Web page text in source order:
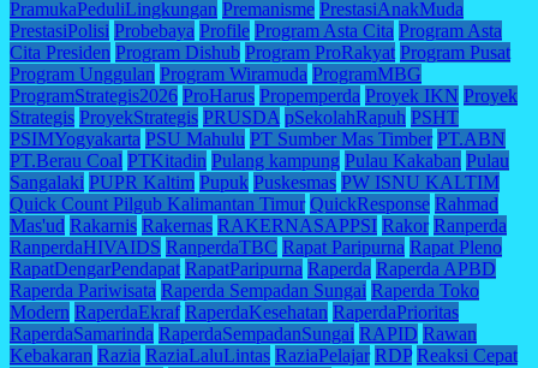
PramukaPeduliLingkungan Premanisme PrestasiAnakMuda
PrestasiPolisi Probebaya Profile Program Asta Cita Program Asta
Cita Presiden Program Dishub Program ProRakyat Program Pusat
Program Unggulan Program Wiramuda ProgramMBG
ProgramStrategis2026 ProHarus Propemperda Proyek IKN Proyek
Strategis ProyekStrategis PRUSDA pSekolahRapuh PSHT
PSIMYogyakarta PSU Mahulu PT Sumber Mas Timber PT.ABN
PT.Berau Coal PTKitadin Pulang kampung Pulau Kakaban Pulau
Sangalaki PUPR Kaltim Pupuk Puskesmas PW ISNU KALTIM
Quick Count Pilgub Kalimantan Timur QuickResponse Rahmad
Mas'ud Rakarnis Rakernas RAKERNASAPPSI Rakor Ranperda
RanperdaHIVAIDS RanperdaTBC Rapat Paripurna Rapat Pleno
RapatDengarPendapat RapatParipurna Raperda Raperda APBD
Raperda Pariwisata Raperda Sempadan Sungai Raperda Toko
Modern RaperdaEkraf RaperdaKesehatan RaperdaPrioritas
RaperdaSamarinda RaperdaSempadanSungai RAPID Rawan
Kebakaran Razia RaziaLaluLintas RaziaPelajar RDP Reaksi Cepat